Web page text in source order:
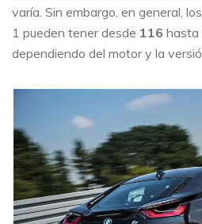
varía. Sin embargo, en general,
1 pueden tener desde 116 hasta
dependiendo del motor y la